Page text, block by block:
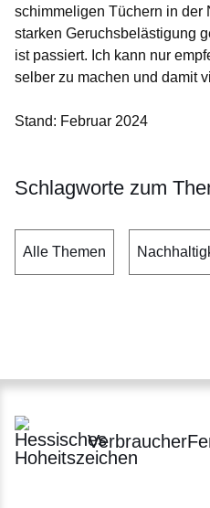
schimmeligen Tüchern in der
starken Geruchsbelästigung
ist passiert. Ich kann nur
selber zu machen und damit
Stand: Februar 2024
Schlagworte zum
Alle Themen